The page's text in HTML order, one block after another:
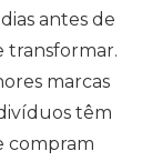
antes de
transformar.
marcas
têm
compram